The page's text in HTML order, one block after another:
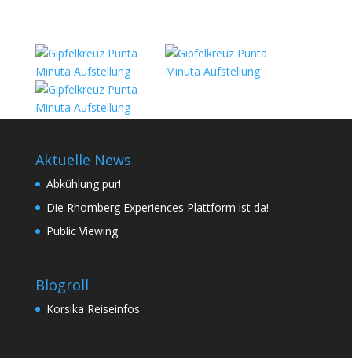
Aktuelle News
Abkühlung pur!
Die Rhomberg Experiences Plattform ist da!
Public Viewing
Blogroll
Korsika Reiseinfos